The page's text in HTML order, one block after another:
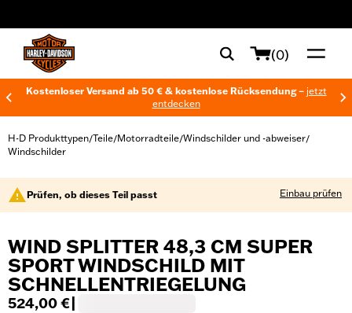
(0)
Kostenloser Versand ab 50 € & kostenlose Rücksendung – jetzt
entdecken
H-D Produkttypen/Teile/Motorradteile/Windschilder und -abweiser/
Windschilder
Prüfen, ob dieses Teil passt Einbau prüfen
WIND SPLITTER 48,3 CM SUPER
SPORT WINDSCHILD MIT
SCHNELLENTRIEGELUNG
524,00 €